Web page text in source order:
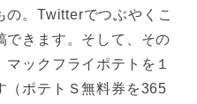
の。Twitterでつぶやくこ
できます。そして、その
ックフライポテトを１
（ポテトＳ無料券を365